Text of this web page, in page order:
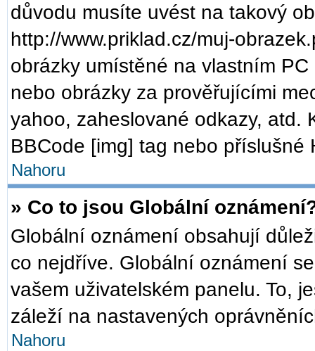
důvodu musíte uvést na takový
http://www.priklad.cz/muj-
obrázky umístěné na vlastním
nebo obrázky za prověřujícími
yahoo, zaheslované odkazy, atd.
BBCode [img] tag nebo příslušné
Nahoru
» Co to jsou Globální
Globální oznámení obsahují
co nejdříve. Globální oznámení
vašem uživatelském panelu. To,
záleží na nastavených
Nahoru